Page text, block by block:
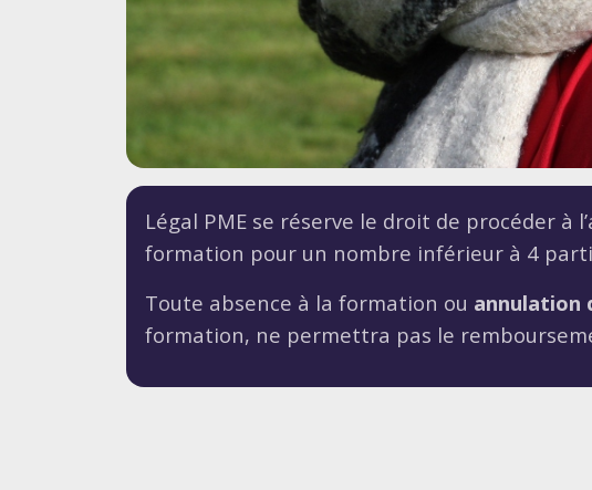
Légal PME se réserve le droit de procéder à
formation pour un nombre inférieur à 4
Toute absence à la formation ou annulation
formation, ne permettra pas le